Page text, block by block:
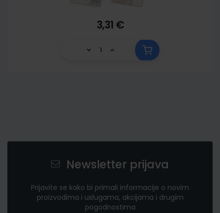
3,31 €
Newsletter prijava
Prijavite se kako bi primali informacije o novim
proizvodima i uslugama, akcijama i drugim
pogodnostima